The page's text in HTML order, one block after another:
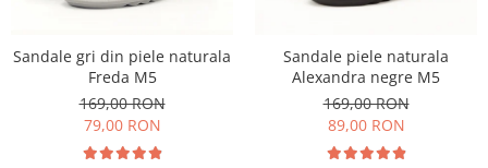
Sandale gri din piele naturala
Freda M5
169,00 RON
79,00 RON
Sandale piele naturala
Alexandra negre M5
169,00 RON
89,00 RON